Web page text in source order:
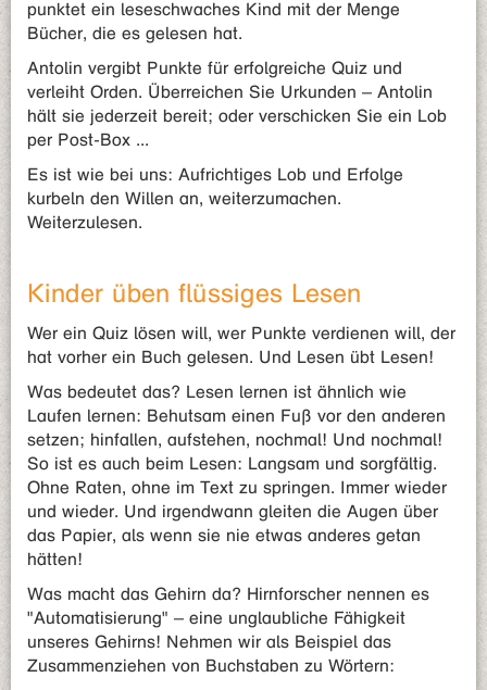
punktet ein leseschwaches Kind mit der Menge
Bücher, die es gelesen hat.
Antolin vergibt Punkte für erfolgreiche Quiz und
verleiht Orden. Überreichen Sie Urkunden – Antolin
hält sie jederzeit bereit; oder verschicken Sie ein Lob
per Post-Box ...
Es ist wie bei uns: Aufrichtiges Lob und Erfolge
kurbeln den Willen an, weiterzumachen.
Weiterzulesen.
Kinder üben flüssiges Lesen
Wer ein Quiz lösen will, wer Punkte verdienen will, der
hat vorher ein Buch gelesen. Und Lesen übt Lesen!
Was bedeutet das? Lesen lernen ist ähnlich wie
Laufen lernen: Behutsam einen Fuß vor den anderen
setzen; hinfallen, aufstehen, nochmal! Und nochmal!
So ist es auch beim Lesen: Langsam und sorgfältig.
Ohne Raten, ohne im Text zu springen. Immer wieder
und wieder. Und irgendwann gleiten die Augen über
das Papier, als wenn sie nie etwas anderes getan
hätten!
Was macht das Gehirn da? Hirnforscher nennen es
"Automatisierung" – eine unglaubliche Fähigkeit
unseres Gehirns! Nehmen wir als Beispiel das
Zusammenziehen von Buchstaben zu Wörtern: